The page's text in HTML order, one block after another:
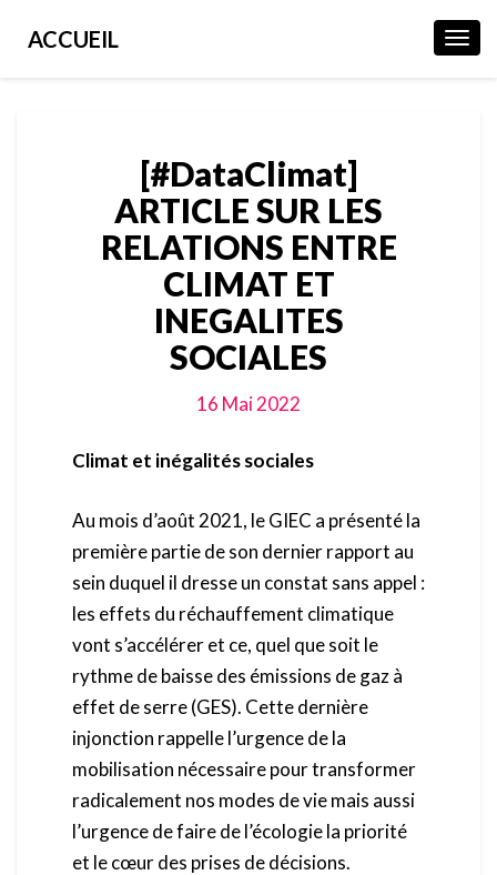
ACCUEIL
ARTICLE
SUR
LES
RELATIONS
ENTRE
CLIMAT
ET
INEGALITES
SOCIALES
[#DataClimat]
ARTICLE SUR LES
RELATIONS ENTRE
CLIMAT ET
INEGALITES
SOCIALES
16 Mai 2022
Climat et inégalités sociales
Au mois d’août 2021, le GIEC a présenté la
première partie de son dernier rapport au
sein duquel il dresse un constat sans appel :
les effets du réchauffement climatique
vont s’accélérer et ce, quel que soit le
rythme de baisse des émissions de gaz à
effet de serre (GES). Cette dernière
injonction rappelle l’urgence de la
mobilisation nécessaire pour transformer
radicalement nos modes de vie mais aussi
l’urgence de faire de l’écologie la priorité
et le cœur des prises de décisions.